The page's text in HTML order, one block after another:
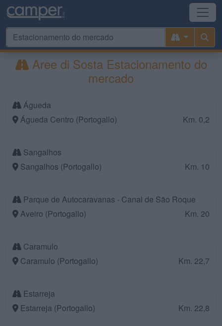
Aree di Sosta Estacionamento do
mercado
Águeda
Águeda Centro (Portogallo)
Km. 0,2
Sangalhos
Sangalhos (Portogallo)
Km. 10
Parque de Autocaravanas - Canal de São Roque
Aveiro (Portogallo)
Km. 20
Caramulo
Caramulo (Portogallo)
Km. 22,7
Estarreja
Estarreja (Portogallo)
Km. 22,8